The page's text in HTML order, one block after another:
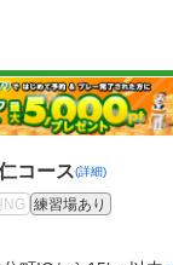
コース(詳細)
NG 練習場あり